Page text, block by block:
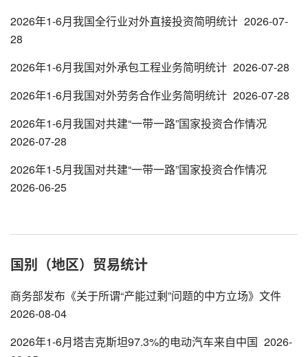
2026年1-6月我国全行业对外直接投资简明统计 2026-07-
28
2026年1-6月我国对外承包工程业务简明统计 2026-07-28
2026年1-6月我国对外劳务合作业务简明统计 2026-07-28
2026年1-6月我国对共建“一带一路”国家投资合作情况
2026-07-28
2026年1-5月我国对共建“一带一路”国家投资合作情况
2026-06-25
国别（地区）贸易统计
商务部发布《关于所谓“产能过剩”问题的中方立场》文件
2026-08-04
2026年1-6月塔吉克斯坦97.3%的电动汽车来自中国 2026-